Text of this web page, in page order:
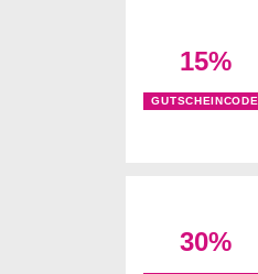
15%
GUTSCHEINCODE
30%